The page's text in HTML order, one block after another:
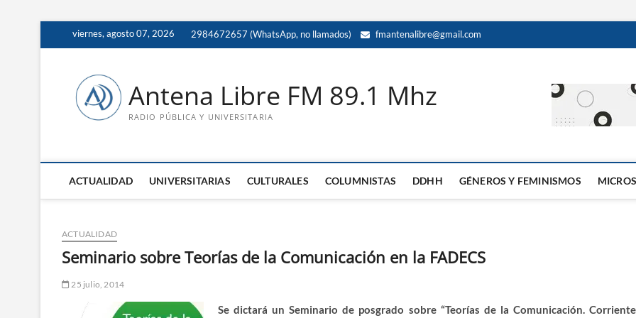
viernes, agosto 07, 2026 2984672657 (WhatsApp, no llamados) fmantenalibre@gmail.com
Antena Libre FM 89.1 Mhz
RADIO PÚBLICA Y UNIVERSITARIA
ACTUALIDAD UNIVERSITARIAS CULTURALES COLUMNISTAS DDHH GÉNEROS Y FEMINISMOS MICROS
ACTUALIDAD
Seminario sobre Teorías de la Comunicación en la FADECS
25 julio, 2014
Se dictará un Seminario de posgrado sobre “Teorías de la Comunicación.